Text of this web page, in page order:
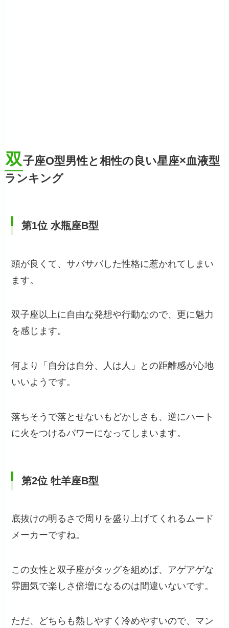
双子座O型男性と相性の良い星座×血液型
ランキング
第1位 水瓶座B型
頭が良くて、サバサバした性格に惹かれてしまい
ます。
双子座以上に自由な発想や行動なので、更に魅力
を感じます。
何より「自分は自分、人は人」との距離感が心地
いいようです。
落ちそうで落とせないもどかしさも、逆にハート
に火をつけるパワーになってしまいます。
第2位 牡羊座B型
底抜けの明るさで周りを盛り上げてくれるムード
メーカーですね。
この女性と双子座がタッグを組めば、アゲアゲな
雰囲気で楽しさ倍増になるのは間違いないです。
ただ、どちらも熱しやすく冷めやすいので、マン